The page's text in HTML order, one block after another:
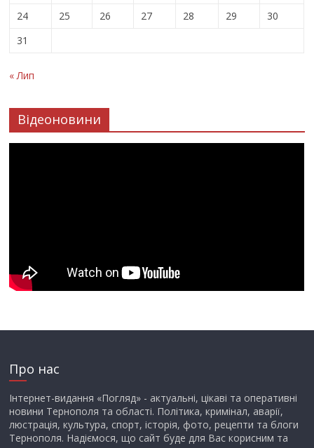
24
25 26 27 28 29
30
31
« Лип
Відеоновини
Про нас
Інтернет-видання «Погляд» - актуальні, цікаві та оперативні
новини Тернополя та області. Політика, кримінал, аварії,
люстрація, культура, спорт, історія, фото, рецепти та блоги
Тернополя. Надіємося, що сайт буде для Вас корисним та